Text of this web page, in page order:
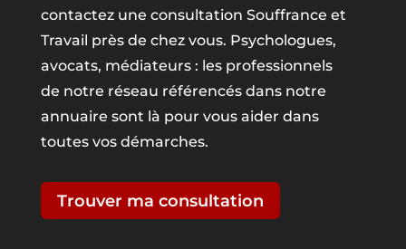
contactez une consultation Souffrance et
Travail près de chez vous. Psychologues,
avocats, médiateurs : les professionnels
de notre réseau référencés dans notre
annuaire sont là pour vous aider dans
toutes vos démarches.
Trouver ma consultation